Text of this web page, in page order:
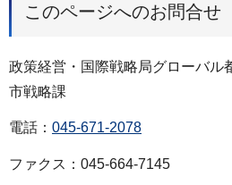
このページへのお問合せ
政策経営・国際戦略局グローバル
市戦略課
電話： 045-671-2078
ファクス：045-664-7145